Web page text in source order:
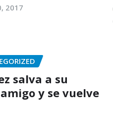
2017
salva a su
y se vuelve